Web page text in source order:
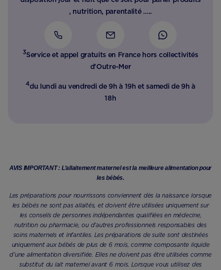
, nutrition, parentalité …..
3Service et appel gratuits en France hors collectivités
d'Outre-Mer​
4du lundi au vendredi de 9h à 19h et samedi de 9h à
18h
AVIS IMPORTANT : L’allaitement maternel est la meilleure alimentation pour
les bébés.
Les préparations pour nourrissons conviennent dès la naissance lorsque
les bébés ne sont pas allaités, et doivent être utilisées uniquement sur
les conseils de personnes indépendantes qualifiées en médecine,
nutrition ou pharmacie, ou d’autres professionnels responsables des
soins maternels et infantiles. Les préparations de suite sont destinées
uniquement aux bébés de plus de 6 mois, comme composante liquide
d’une alimentation diversifiée. Elles ne doivent pas être utilisées comme
substitut du lait maternel avant 6 mois. Lorsque vous utilisez des